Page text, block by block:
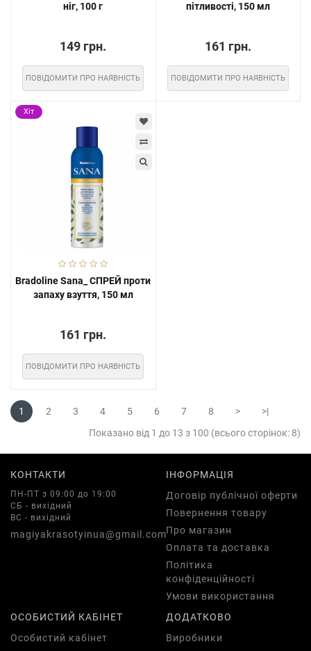
ніг, 100 г
149 грн.
ПОВІДОМИТИ ПРО НАЯВНІСТЬ
пітливості, 150 мл
161 грн.
ПОВІДОМИТИ ПРО НАЯВНІСТЬ
Хіт
Bradoline Sana_ СПРЕЙ проти
запаху взуття, 150 мл
161 грн.
ПОВІДОМИТИ ПРО НАЯВНІСТЬ
1 2 3 4 5 6 7 8 >
>|
Показано від 1 до 13 з 100 (всього сторінок: 8)
КОНТАКТИ
ПН-ПТ з 09:00 до 19:00
СБ - вихідний
ВС - вихідний
magiyakrasotyinua@gmail.com
ІНФОРМАЦІЯ
Договір публічної оферти
Повернення товару
Про магазин
Оплата та доставка
Політика
конфіденційності
Умови використання
ОСОБИСТИЙ КАБІНЕТ
Особистий кабінет
ДОДАТКОВО
Виробники